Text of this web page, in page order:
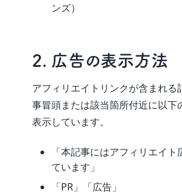
ンズ）
2. 広告の表示方法
アフィリエイトリンクが含まれる
事冒頭または該当箇所付近に以下
表示しています。
「本記事にはアフィリエイ
ています」
「PR」「広告」